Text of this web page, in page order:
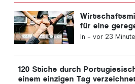
für eine
ein und
In - vor 23
120 Stiche durch
einem einzigen Tag